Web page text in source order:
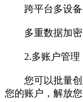
跨平台多设备
多重数据加密
2.多账户管理
您可以批量创
您的账户，解放